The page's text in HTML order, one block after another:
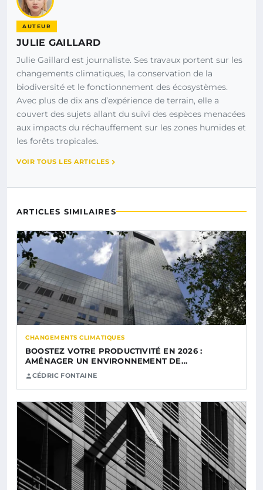
AUTEUR
JULIE GAILLARD
Julie Gaillard est journaliste. Ses travaux portent sur les
changements climatiques, la conservation de la
biodiversité et le fonctionnement des écosystèmes.
Avec plus de dix ans d’expérience de terrain, elle a
couvert des sujets allant du suivi des espèces menacées
aux impacts du réchauffement sur les zones humides et
les forêts tropicales.
VOIR TOUS LES ARTICLES
ARTICLES SIMILAIRES
CHANGEMENTS CLIMATIQUES
BOOSTEZ VOTRE PRODUCTIVITÉ EN 2026 :
AMÉNAGER UN ENVIRONNEMENT DE…
CÉDRIC FONTAINE